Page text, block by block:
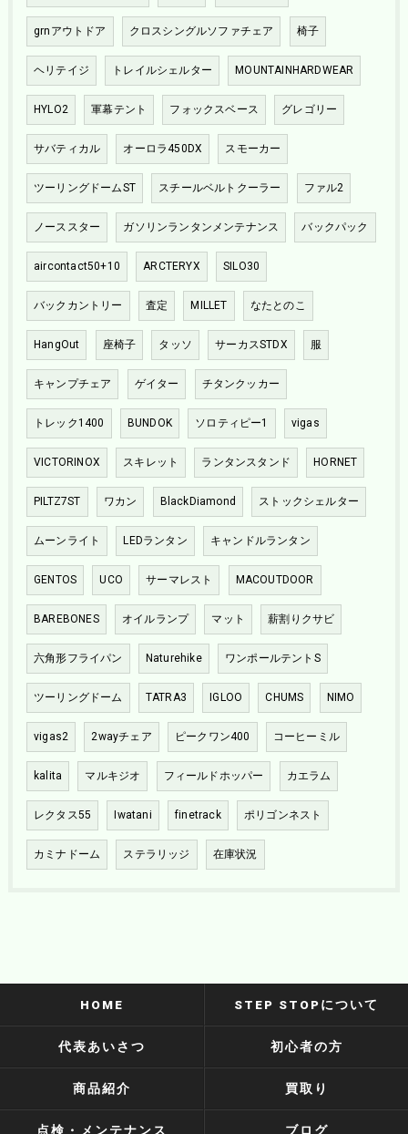
grnアウトドア クロスシングルソファチェア 椅子
ヘリテイジ トレイルシェルター MOUNTAINHARDWEAR
HYLO2 軍幕テント フォックスベース グレゴリー
サバティカル オーロラ450DX スモーカー
ツーリングドームST スチールベルトクーラー ファル2
ノーススター ガソリンランタンメンテナンス バックパック
aircontact50+10 ARCTERYX SILO30
バックカントリー 査定 MILLET なたとのこ
HangOut 座椅子 タッソ サーカスSTDX 服
キャンプチェア ゲイター チタンクッカー
トレック1400 BUNDOK ソロティピー1 vigas
VICTORINOX スキレット ランタンスタンド HORNET
PILTZ7ST ワカン BlackDiamond ストックシェルター
ムーンライト LEDランタン キャンドルランタン
GENTOS UCO サーマレスト MACOUTDOOR
BAREBONES オイルランプ マット 薪割りクサビ
六角形フライパン Naturehike ワンポールテントS
ツーリングドーム TATRA3 IGLOO CHUMS NIMO
vigas2 2wayチェア ピークワン400 コーヒーミル
kalita マルキジオ フィールドホッパー カエラム
レクタス55 Iwatani finetrack ポリゴンネスト
カミナドーム ステラリッジ 在庫状況
HOME STEP STOPについて
代表あいさつ 初心者の方
商品紹介 買取り
点検・メンテナンス ブログ